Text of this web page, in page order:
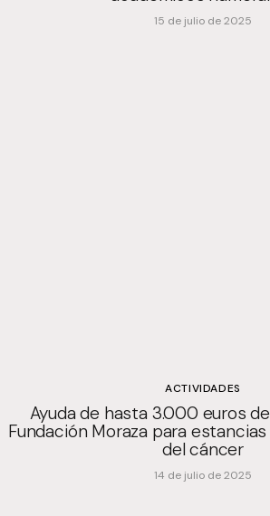
15 de julio de 2025
ACTIVIDADES
Ayuda de hasta 3.000 euros de
Fundación Moraza para
del cáncer
14 de julio de 2025